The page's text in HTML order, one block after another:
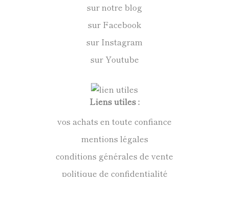
sur notre blog
sur Facebook
sur Instagram
sur Youtube
Liens utiles :
vos achats en toute confiance
mentions légales
conditions générales de vente
politique de confidentialité